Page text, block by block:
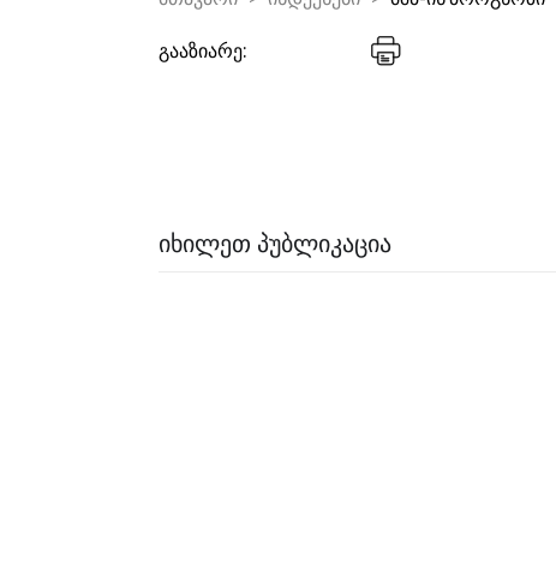
გააზიარე:
ᲘᲮᲘᲚᲔᲗ ᲞᲣᲑᲚᲘᲙᲐᲪᲘᲐ